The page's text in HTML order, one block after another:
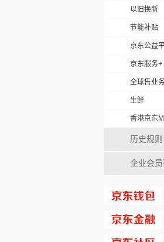
以旧换新
节能补贴
京东公益
京东服务+
全球售业
生鲜
香港京东
历史规则
企业会